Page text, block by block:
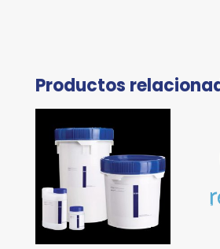
Productos